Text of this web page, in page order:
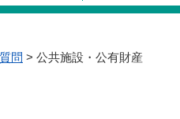
問 > 公共施設・公有財産